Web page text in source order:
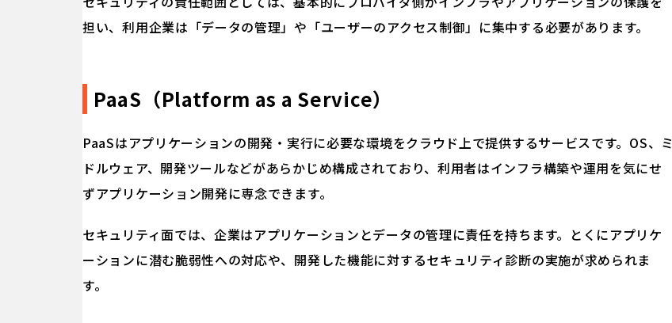
担い、利用企業は「データの管理」や「ユーザーのアクセス制御」に集中する必要があります。
PaaS（Platform as a Service）
PaaSはアプリケーションの開発・実行に必要な環境をクラウド上で提供するサービスです。OS、ミ
ドルウェア、開発ツールなどがあらかじめ構成されており、利用者はインフラ構築や運用を気にせ
ずアプリケーション開発に専念できます。
セキュリティ面では、企業はアプリケーションとデータの管理に責任を持ちます。とくにアプリケ
ーションに潜む脆弱性への対応や、開発した機能に対するセキュリティ診断の実施が求められま
す。